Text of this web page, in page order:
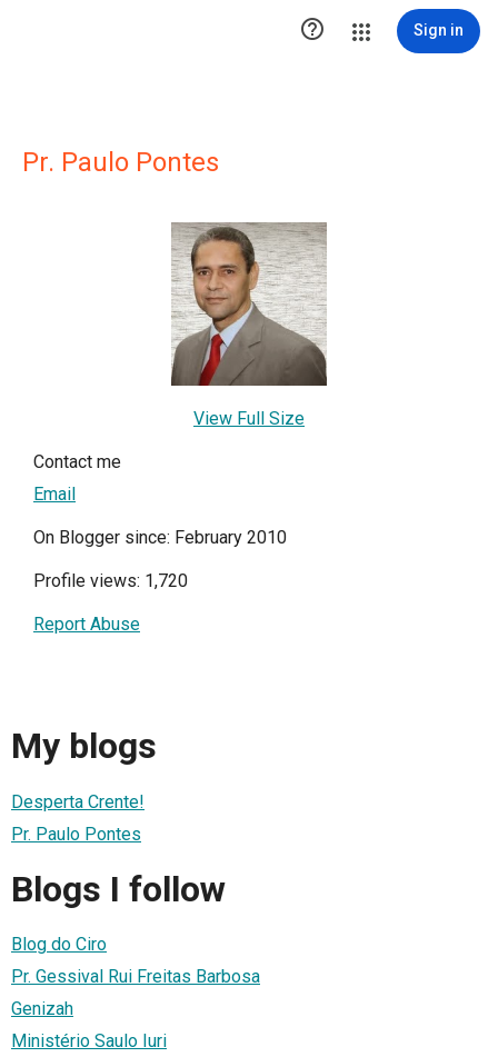
 Sign in
Pr. Paulo Pontes
View Full Size
Contact me
Email
On Blogger since: February 2010
Profile views: 1,720
Report Abuse
My blogs
Desperta Crente!
Pr. Paulo Pontes
Blogs I follow
Blog do Ciro
Pr. Gessival Rui Freitas Barbosa
Genizah
Ministério Saulo Iuri